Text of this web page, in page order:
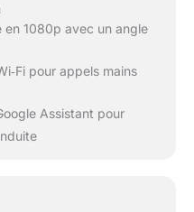
en 1080p avec un angle
pour appels mains
Assistant pour